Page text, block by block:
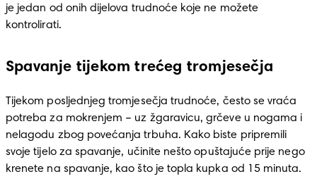
je jedan od onih dijelova trudnoće koje ne možete
kontrolirati.
Spavanje tijekom trećeg tromjesečja
Tijekom posljednjeg tromjesečja trudnoće, često se vraća
potreba za mokrenjem – uz žgaravicu, grčeve u nogama i
nelagodu zbog povećanja trbuha. Kako biste pripremili
svoje tijelo za spavanje, učinite nešto opuštajuće prije nego
krenete na spavanje, kao što je topla kupka od 15 minuta.